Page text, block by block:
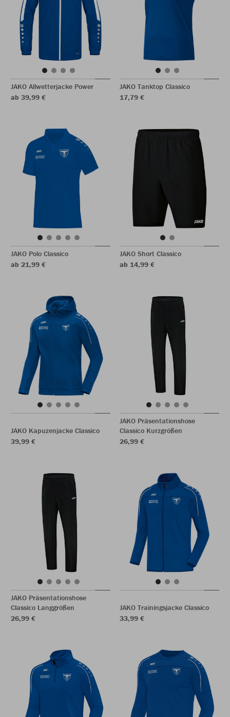
JAKO Allwetterjacke Power
ab 39,99 €
JAKO Tanktop Classico
17,79 €
JAKO Polo Classico
ab 21,99 €
JAKO Short Classico
ab 14,99 €
JAKO Kapuzenjacke Classico
39,99 €
JAKO Präsentationshose
Classico Kurzgrößen
26,99 €
JAKO Präsentationshose
Classico Langgrößen
26,99 €
JAKO Trainingsjacke Classico
33,99 €